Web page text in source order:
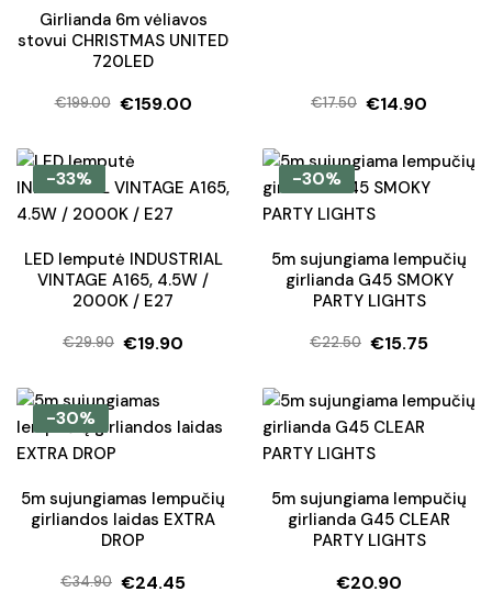
Girlianda 6m vėliavos
stovui CHRISTMAS UNITED
720LED
€199.00
Original
was:
€199.00.
€159.00
Current
is:
€159.00.
€17.50
Original
was:
€17.50.
€14.90
Current
is:
€14.90.
-33%
LED lemputė INDUSTRIAL
VINTAGE A165, 4.5W /
2000K / E27
€29.90
Original
was:
€29.90.
€19.90
Current
is:
€19.90.
-30%
5m sujungiama lempučių
girlianda G45 SMOKY
PARTY LIGHTS
€22.50
Original
was:
€22.50.
€15.75
Current
is:
€15.75.
-30%
5m sujungiamas lempučių
girliandos laidas EXTRA
DROP
€34.90
Original
€24.45
Current
5m sujungiama lempučių
girlianda G45 CLEAR
PARTY LIGHTS
€20.90